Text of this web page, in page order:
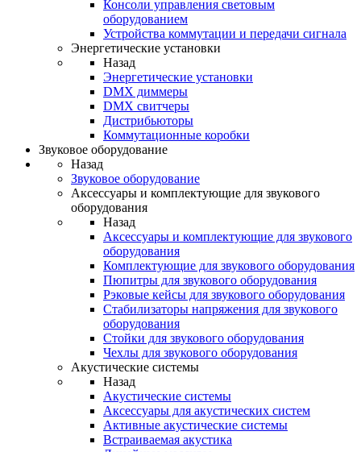
Консоли управления световым
оборудованием
Устройства коммутации и передачи сигнала
Энергетические установки
Назад
Энергетические установки
DMX диммеры
DMX свитчеры
Дистрибьюторы
Коммутационные коробки
Звуковое оборудование
Назад
Звуковое оборудование
Аксессуары и комплектующие для звукового
оборудования
Назад
Аксессуары и комплектующие для звукового
оборудования
Комплектующие для звукового оборудования
Пюпитры для звукового оборудования
Рэковые кейсы для звукового оборудования
Стабилизаторы напряжения для звукового
оборудования
Стойки для звукового оборудования
Чехлы для звукового оборудования
Акустические системы
Назад
Акустические системы
Аксессуары для акустических систем
Активные акустические системы
Встраиваемая акустика